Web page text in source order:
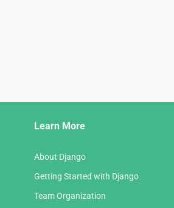
Learn More
About Django
Getting Started with Django
Team Organization